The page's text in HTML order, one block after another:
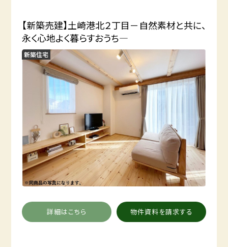
【新築売建】土崎港北２丁目－自然素材と共に、
永く心地よく暮らすおうち―
新築住宅
詳細はこちら 物件資料を請求する